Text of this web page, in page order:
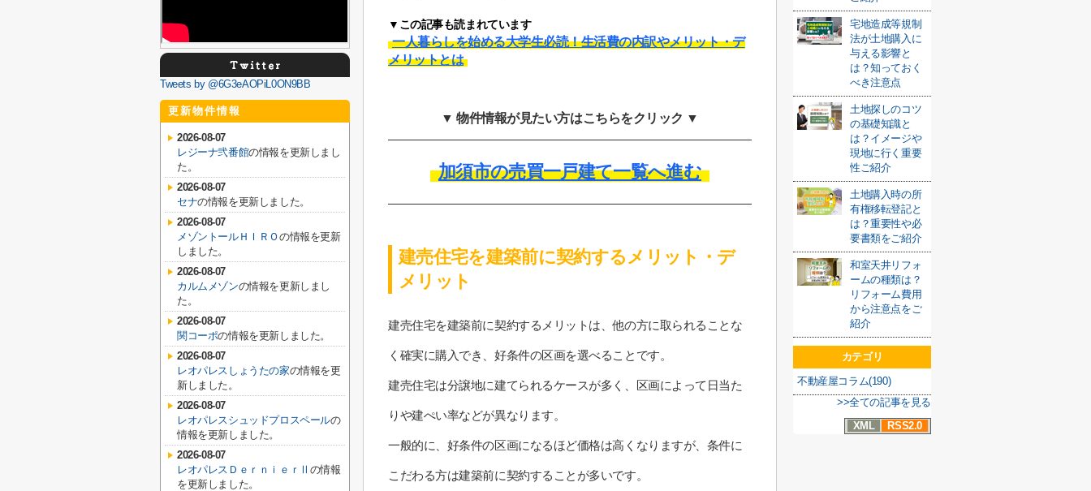
▼この記事も読まれています
一人暮らしを始める大学生必読！生活費の内訳やメリット・デ
メリットとは
▼ 物件情報が見たい方はこちらをクリック ▼
加須市の売買一戸建て一覧へ進む
建売住宅を建築前に契約するメリット・デ
メリット
建売住宅を建築前に契約するメリットは、他の方に取られることな
く確実に購入でき、好条件の区画を選べることです。
建売住宅は分譲地に建てられるケースが多く、区画によって日当た
りや建ぺい率などが異なります。
一般的に、好条件の区画になるほど価格は高くなりますが、条件に
こだわる方は建築前に契約することが多いです。
宅地造成等規制
法が土地購入に
与える影響と
は？知っておく
べき注意点
土地探しのコツ
の基礎知識と
は？イメージや
現地に行く重要
性ご紹介
土地購入時の所
有権移転登記と
は？重要性や必
要書類をご紹介
和室天井リフォ
ームの種類は？
リフォーム費用
から注意点をご
紹介
カテゴリ
不動産屋コラム(190)
>>全ての記事を見る
XML
RSS2.0
Tweets by @6G3eAOPiL0ON9BB
更新物件情報
2026-08-07
レジーナ弐番館の情報を更新しまし
た。
2026-08-07
セナの情報を更新しました。
2026-08-07
メゾントールＨＩＲＯの情報を更新
しました。
2026-08-07
カルムメゾンの情報を更新しまし
た。
2026-08-07
関コーポの情報を更新しました。
2026-08-07
レオパレスしょうたの家の情報を更
新しました。
2026-08-07
レオパレスシュッドプロスペールの
情報を更新しました。
2026-08-07
レオパレスＤｅｒｎｉｅｒⅡ の情報
を更新しました。